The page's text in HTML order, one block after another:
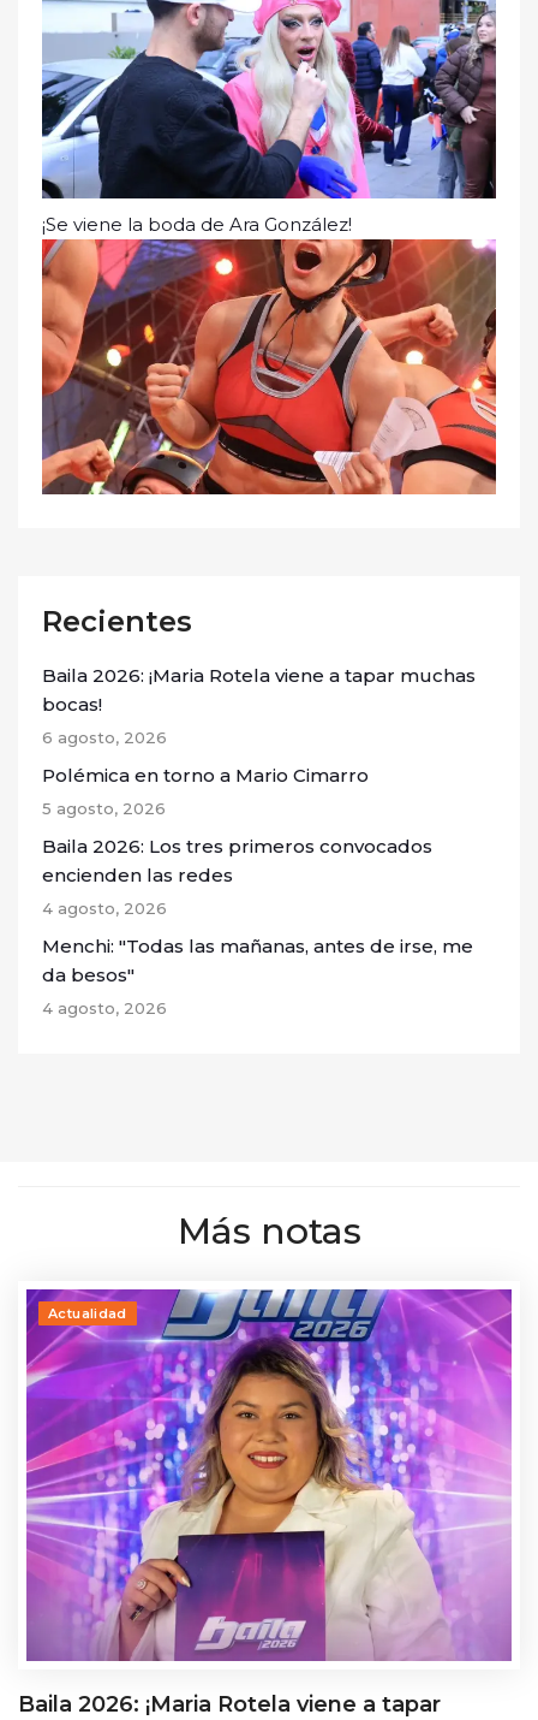
¡Se viene la boda de Ara González!
Recientes
Baila 2026: ¡Maria Rotela viene a tapar muchas
bocas!
6 agosto, 2026
Polémica en torno a Mario Cimarro
5 agosto, 2026
Baila 2026: Los tres primeros convocados
encienden las redes
4 agosto, 2026
Menchi: "Todas las mañanas, antes de irse, me
da besos"
4 agosto, 2026
Más notas
Actualidad
Baila 2026: ¡Maria Rotela viene a tapar